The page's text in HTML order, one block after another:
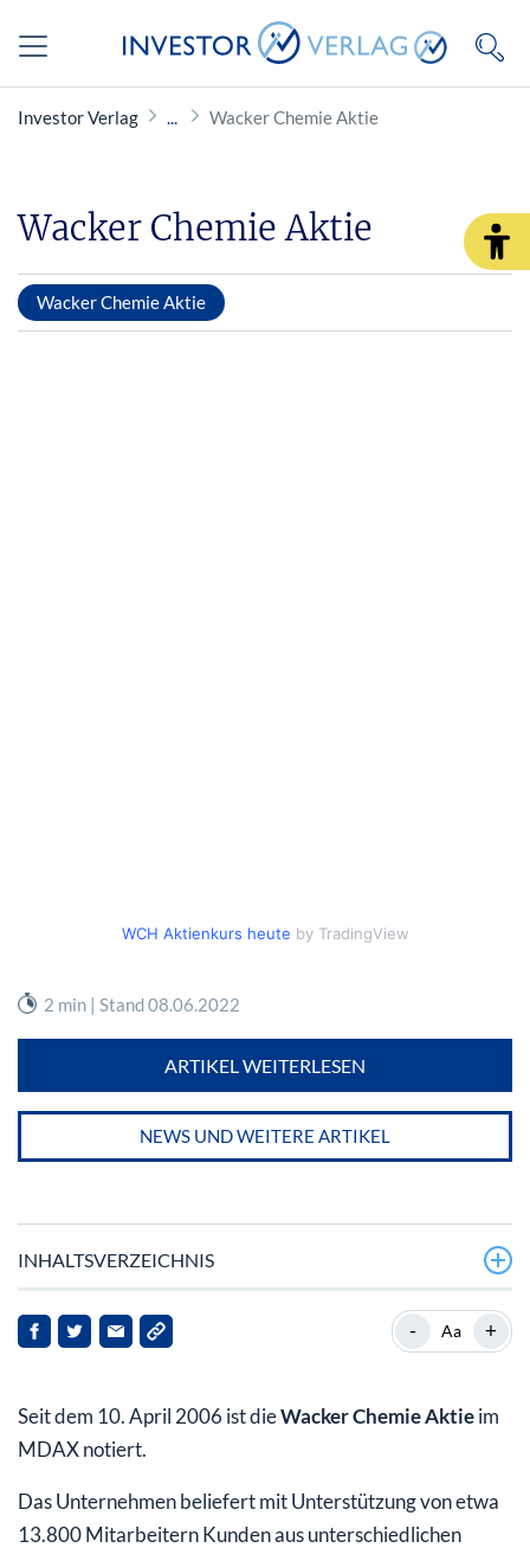
Investor Verlag Wacker Chemie Aktie
Wacker Chemie Aktie
Wacker Chemie Aktie
WCH Aktienkurs heute by TradingView
2 min | Stand 08.06.2022
ARTIKEL WEITERLESEN
NEWS UND WEITERE ARTIKEL
INHALTSVERZEICHNIS
Wacker Chemie Aktie: Ein internationales
Chemieunternehmen aus Bayern
Geschichte der Wacker Chemie AG
Aktuelle Unternehmenskennzahlen der Wacker Chemie
AG (Stand 2018)
- Aa +
Seit dem 10. April 2006 ist dieWacker Chemie Aktieim
MDAX notiert.
Das Unternehmen beliefert mit Unterstützung von etwa
13.800 Mitarbeitern Kunden aus unterschiedlichen